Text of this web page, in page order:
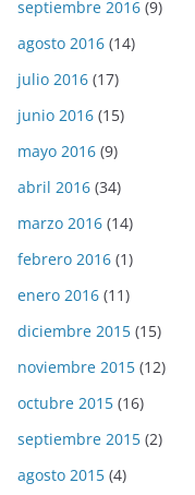
septiembre 2016 (9)
agosto 2016 (14)
julio 2016 (17)
junio 2016 (15)
mayo 2016 (9)
abril 2016 (34)
marzo 2016 (14)
febrero 2016 (1)
enero 2016 (11)
diciembre 2015 (15)
noviembre 2015 (12)
octubre 2015 (16)
septiembre 2015 (2)
agosto 2015 (4)